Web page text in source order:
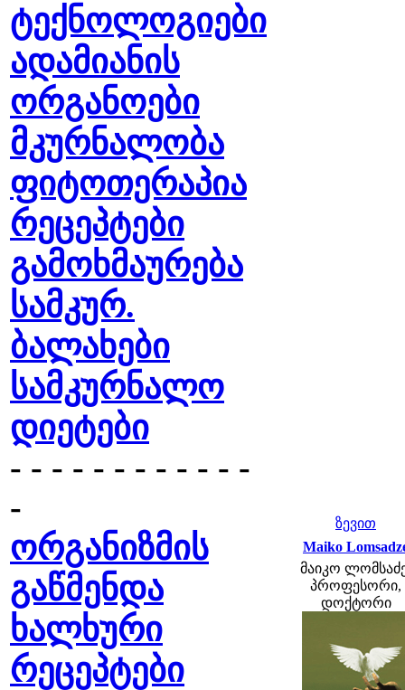
ტექნოლოგიები
ადამიანის
ორგანოები
მკურნალობა
ფიტოთერაპია
რეცეპტები
გამოხმაურება
სამკურ.
ბალახები
სამკურნალო
დიეტები
- - - - - - - - - - - -
-
ორგანიზმის
გაწმენდა
ხალხური
რეცეპტები
ზევით
Maiko
მაიკო
პროფესორი,
დოქტორი